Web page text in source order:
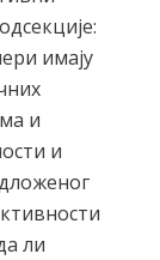
имају
и
и
ли